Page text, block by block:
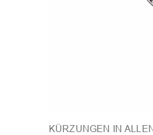
KÜRZUNGEN IN